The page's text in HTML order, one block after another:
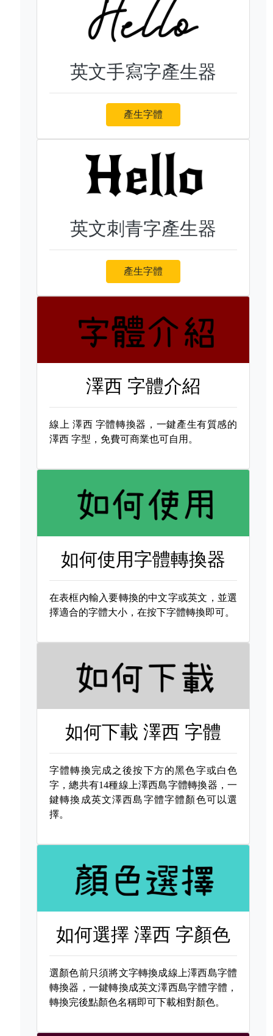
英文手寫字產生器
產生字體
英文刺青字產生器
產生字體
澤西 字體介紹
線上 澤西 字體轉換器，一鍵產生有質感的
澤西 字型，免費可商業也可自用。
如何使用字體轉換器
在表框內輸入要轉換的中文字或英文，並選
擇適合的字體大小，在按下字體轉換即可。
如何下載澤西 字體
字體轉換完成之後按下方的黑色字或白色
字，總共有14種線上澤西島字體轉換器，一
鍵轉換成英文澤西島字體字體顏色可以選
擇。
如何選擇澤西 字顏色
選顏色前只須將文字轉換成線上澤西島字體
轉換器，一鍵轉換成英文澤西島字體字體，
轉換完後點顏色名稱即可下載相對顏色。